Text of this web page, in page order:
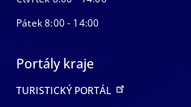
Pátek 8:00 - 14:00
Portály kraje
TURISTICKÝ PORTÁL